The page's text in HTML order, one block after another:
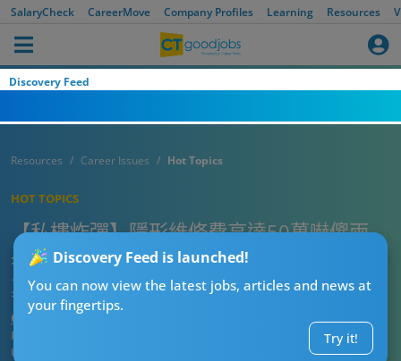
SalaryCheck CareerMove Company Profiles Learning Resources
Discovery Feed
Discovery Feed is launched!
You can now view the latest jobs, articles and news at
your fingertips.
Try it!
Resources Career Issues Hot Topics
HOT TOPICS
【私樓炸彈】隱形維修費高達50萬嚇傻兩
老！寧願賣樓搬入劏房？專家踢爆3大反轉
真相！
CTgoodjobs’ Editor
Published:
Updated: